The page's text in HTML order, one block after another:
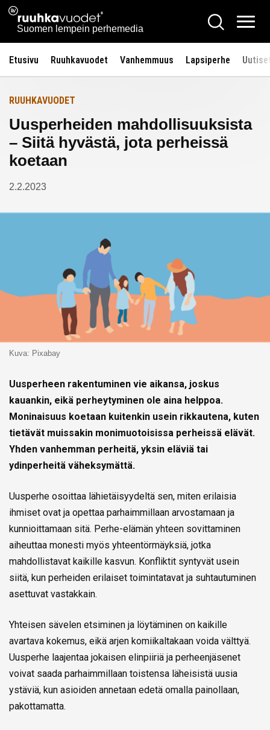
Siirry
sisältöön
Ruuhkavuodet.fi
Suomen lempein perhemedia
Hae
Etusivu Ruuhkavuodet Vanhemmuus Lapsiperhe
Etusivulle
RUUHKAVUODET
Uusperheiden mahdollisuuksista
– Siitä hyvästä, jota perheissä
koetaan
2.2.2023
Kuva: Pixabay
Uusperheen rakentuminen vie aikansa, joskus
kauankin, eikä perheytyminen ole aina helppoa.
Moninaisuus koetaan kuitenkin usein rikkautena, kuten
tietävät muissakin monimuotoisissa perheissä elävät.
Yhden vanhemman perheitä, yksin eläviä tai
ydinperheitä väheksymättä.
Uusperhe osoittaa lähietäisyydeltä sen, miten erilaisia
ihmiset ovat ja opettaa parhaimmillaan arvostamaan ja
kunnioittamaan sitä. Perhe-elämän yhteen sovittaminen
aiheuttaa monesti myös yhteentörmäyksiä, jotka
mahdollistavat kaikille kasvun. Konfliktit syntyvät usein
siitä, kun perheiden erilaiset toimintatavat ja suhtautuminen
asettuvat vastakkain.
Yhteisen sävelen etsiminen ja löytäminen on kaikille
avartava kokemus, eikä arjen komiikaltakaan voida välttyä.
Uusperhe laajentaa jokaisen elinpiiriä ja perheenjäsenet
voivat saada parhaimmillaan toistensa läheisistä uusia
ystäviä, kun asioiden annetaan edetä omalla painollaan,
pakottamatta.